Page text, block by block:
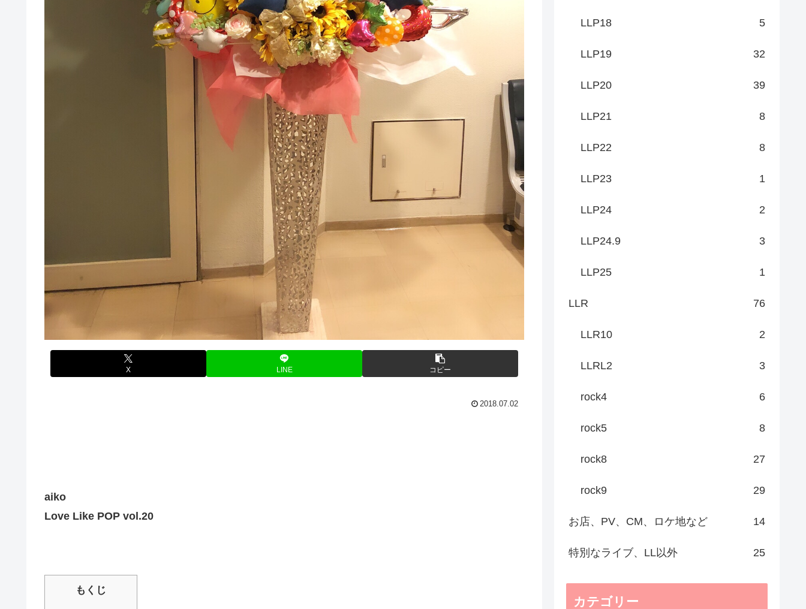
X LINE コピー
2018.07.02
aiko
Love Like POP vol.20
もくじ
LLP18 5
LLP19 32
LLP20 39
LLP21 8
LLP22 8
LLP23 1
LLP24 2
LLP24.9 3
LLP25 1
LLR 76
LLR10 2
LLRL2 3
rock4 6
rock5 8
rock8 27
rock9 29
お店、PV、CM、ロケ地など 14
特別なライブ、LL以外 25
カテゴリー